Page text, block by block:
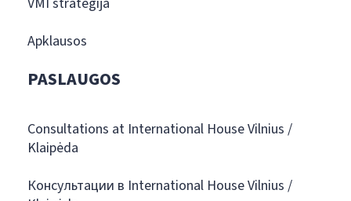
Apklausos
PASLAUGOS
Consultations at International House Vilnius /
Klaipėda
Консультации в International House Vilnius /